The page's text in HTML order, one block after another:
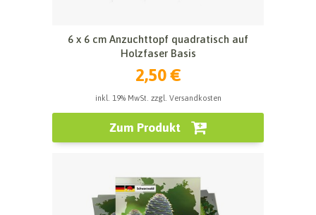
6 x 6 cm Anzuchttopf quadratisch auf
Holzfaser Basis
2,50 €
inkl. 19% MwSt. zzgl. Versandkosten
Zum Produkt